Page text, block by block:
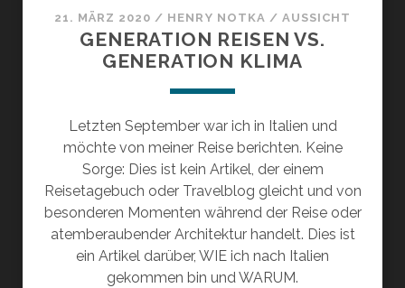
21. MÄRZ 2020 / HENRY NOTKA / AUSSICHT
GENERATION REISEN VS.
GENERATION KLIMA
Letzten September war ich in Italien und
möchte von meiner Reise berichten. Keine
Sorge: Dies ist kein Artikel, der einem
Reisetagebuch oder Travelblog gleicht und von
besonderen Momenten während der Reise oder
atemberaubender Architektur handelt. Dies ist
ein Artikel darüber, WIE ich nach Italien
gekommen bin und WARUM.